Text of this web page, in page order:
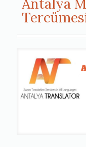
Antalya